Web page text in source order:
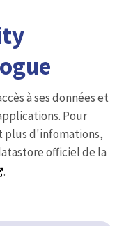
à ses données et
Pour
plus d'infomations,
officiel de la
.